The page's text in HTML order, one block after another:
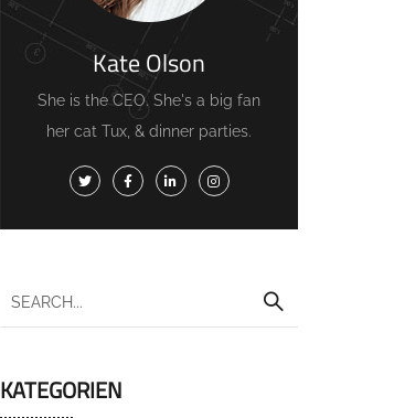
Kate Olson
She is the CEO. She's a big fan
her cat Tux, & dinner parties.
KATEGORIEN